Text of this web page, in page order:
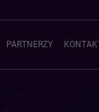
PARTNERZY